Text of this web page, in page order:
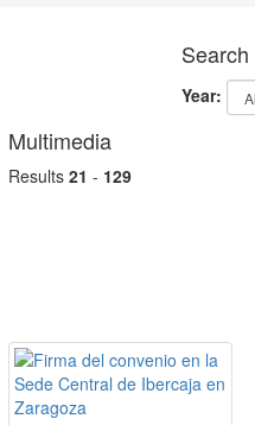
Search
Year:
Multimedia
Results 21 - 129